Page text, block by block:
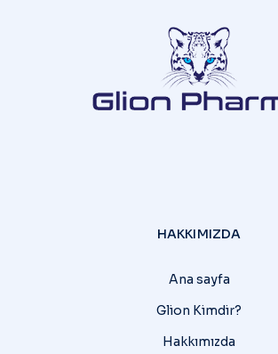
HAKKIMIZDA
Ana sayfa
Glion Kimdir?
Hakkımızda